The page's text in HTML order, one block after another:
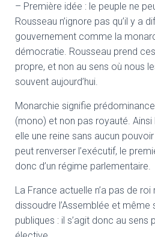
– Première idée : le peuple ne
Rousseau n’ignore pas qu’il y a
gouvernement comme la
démocratie. Rousseau prend
propre, et non au sens où nous
souvent aujourd’hui.
Monarchie signifie
(mono) et non pas royauté. Ainsi
elle une reine sans aucun
peut renverser l’exécutif, le
donc d’un régime parlementaire.
La France actuelle n’a pas de
dissoudre l’Assemblée et même
publiques : il s’agit donc au sens